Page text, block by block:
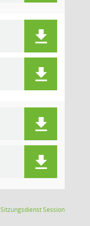
SitzungsdienstSession(Wird in